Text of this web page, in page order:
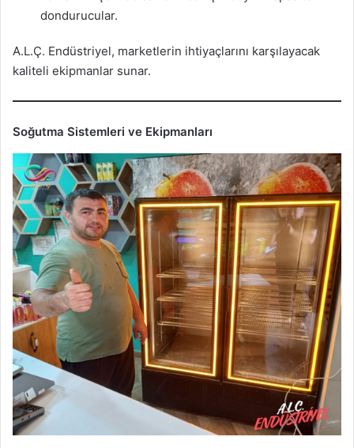
dondurucular.
A.L.Ç. Endüstriyel, marketlerin ihtiyaçlarını karşılayacak
kaliteli ekipmanlar sunar.
Soğutma Sistemleri ve Ekipmanları